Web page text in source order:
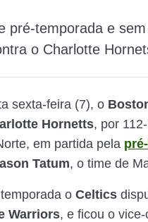
pré-temporada e
o Charlotte
sexta-feira (7), o
Hornetts, por
em partida pela
Tatum, o time de
o Celtics
Warriors, e ficou o